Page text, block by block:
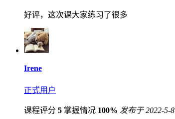
好评，这次课大家练习了很多
Irene
正式用户
课程评分 5 掌握情况 100% 发布于 2022-5-8